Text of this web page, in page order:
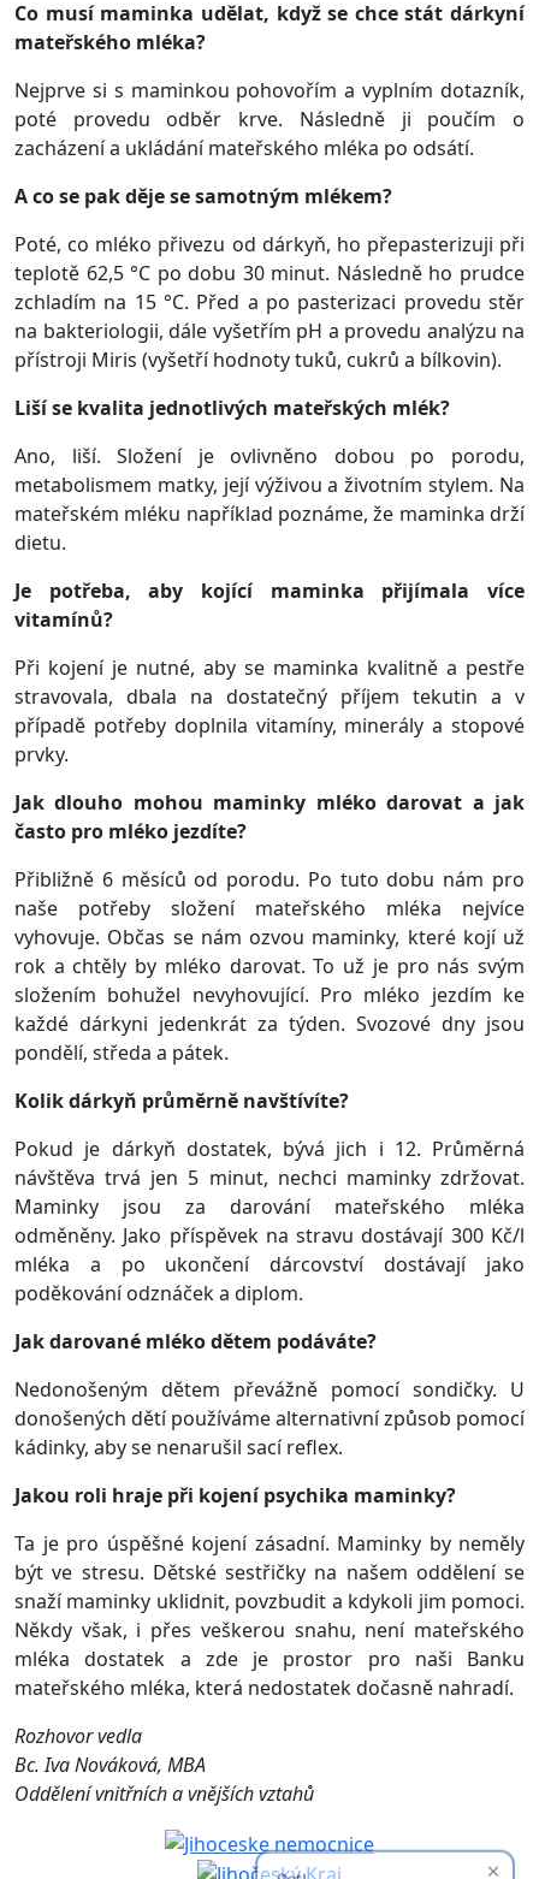
Co musí maminka udělat, když se chce stát dárkyní
mateřského mléka?
Nejprve si s maminkou pohovořím a vyplním dotazník,
poté provedu odběr krve. Následně ji poučím o
zacházení a ukládání mateřského mléka po odsátí.
A co se pak děje se samotným mlékem?
Poté, co mléko přivezu od dárkyň, ho přepasterizuji při
teplotě 62,5 °C po dobu 30 minut. Následně ho prudce
zchladím na 15 °C. Před a po pasterizaci provedu stěr
na bakteriologii, dále vyšetřím pH a provedu analýzu na
přístroji Miris (vyšetří hodnoty tuků, cukrů a bílkovin).
Liší se kvalita jednotlivých mateřských mlék?
Ano, liší. Složení je ovlivněno dobou po porodu,
metabolismem matky, její výživou a životním stylem. Na
mateřském mléku například poznáme, že maminka drží
dietu.
Je potřeba, aby kojící maminka přijímala více
vitamínů?
Při kojení je nutné, aby se maminka kvalitně a pestře
stravovala, dbala na dostatečný příjem tekutin a v
případě potřeby doplnila vitamíny, minerály a stopové
prvky.
Jak dlouho mohou maminky mléko darovat a jak
často pro mléko jezdíte?
Přibližně 6 měsíců od porodu. Po tuto dobu nám pro
naše potřeby složení mateřského mléka nejvíce
vyhovuje. Občas se nám ozvou maminky, které kojí už
rok a chtěly by mléko darovat. To už je pro nás svým
složením bohužel nevyhovující. Pro mléko jezdím ke
každé dárkyni jedenkrát za týden. Svozové dny jsou
pondělí, středa a pátek.
Kolik dárkyň průměrně navštívíte?
Pokud je dárkyň dostatek, bývá jich i 12. Průměrná
návštěva trvá jen 5 minut, nechci maminky zdržovat.
Maminky jsou za darování mateřského mléka
odměněny. Jako příspěvek na stravu dostávají 300 Kč/l
mléka a po ukončení dárcovství dostávají jako
poděkování odznáček a diplom.
Jak darované mléko dětem podáváte?
Nedonošeným dětem převážně pomocí sondičky. U
donošených dětí používáme alternativní způsob pomocí
kádinky, aby se nenarušil sací reflex.
Jakou roli hraje při kojení psychika maminky?
Ta je pro úspěšné kojení zásadní. Maminky by neměly
být ve stresu. Dětské sestřičky na našem oddělení se
snaží maminky uklidnit, povzbudit a kdykoli jim pomoci.
Někdy však, i přes veškerou snahu, není mateřského
mléka dostatek a zde je prostor pro naši Banku
mateřského mléka, která nedostatek dočasně nahradí.
Rozhovor vedla
Bc. Iva Nováková, MBA
Oddělení vnitřních a vnějších vztahů